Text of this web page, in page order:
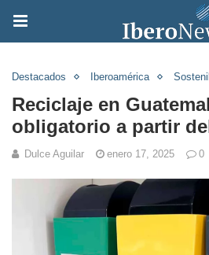
Destacados Iberoamérica
Reciclaje en
obligatorio a partir
Dulce Aguilar enero 17, 2025 0